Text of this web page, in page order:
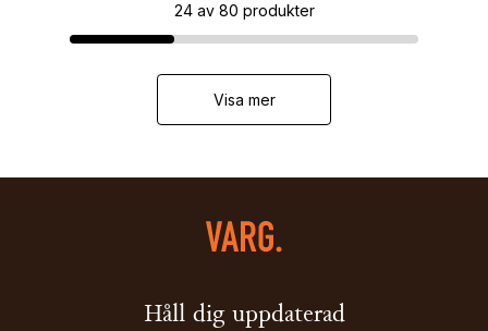
24 av 80 produkter
Visa mer
Håll dig uppdaterad